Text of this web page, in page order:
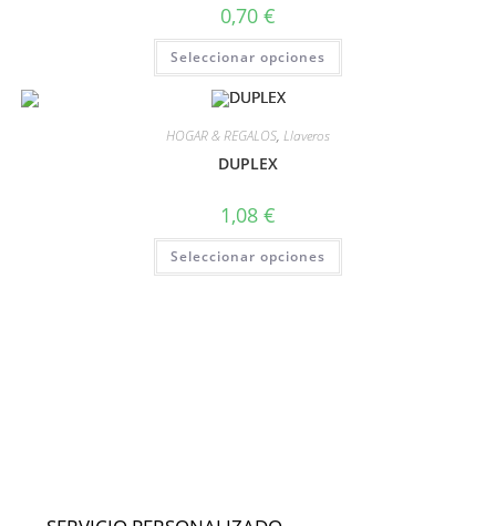
0,70 €
Seleccionar opciones
HOGAR & REGALOS, Llaveros
DUPLEX
1,08 €
Seleccionar opciones